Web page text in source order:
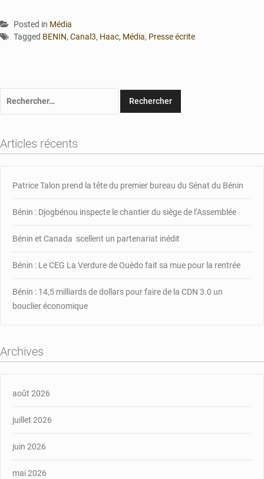
Posted in Média
Tagged BENIN, Canal3, Haac, Média, Presse écrite
Articles récents
Patrice Talon prend la tête du premier bureau du Sénat du Bénin
Bénin : Djogbénou inspecte le chantier du siège de l’Assemblée
Bénin et Canada scellent un partenariat inédit
Bénin : Le CEG La Verdure de Ouèdo fait sa mue pour la rentrée
Bénin : 14,5 milliards de dollars pour faire de la CDN 3.0 un
bouclier économique
Archives
août 2026
juillet 2026
juin 2026
mai 2026